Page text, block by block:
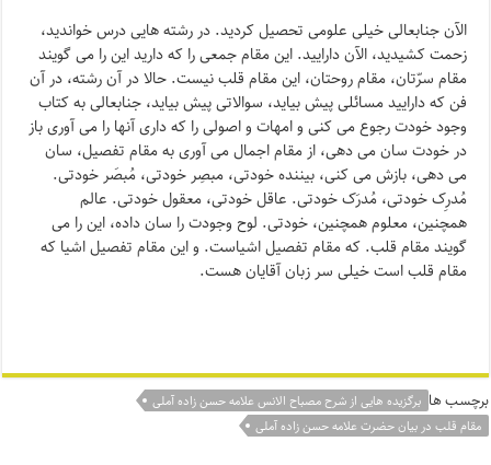
الآن جنابعالی خیلی علومی تحصیل کردید. در رشته هایی درس خواندید،
زحمت کشیدید، الآن دارایید. این مقام جمعی را که دارید این را می گویند
مقام سرّتان، مقام روحتان، این مقام قلب نیست. حالا در آن رشته، در آن
فن که دارایید مسائلی پیش بیاید، سوالاتی پیش بیاید، جنابعالی به کتاب
وجود خودت رجوع می کنی و امهات و اصولی را که داری آنها را می آوری باز
در خودت سان می دهی، از مقام اجمال می آوری به مقام تفصیل، سان
می دهی، بازش می کنی، بیننده خودتی، مبصِر خودتی، مُبصَر خودتی.
مُدرِک خودتی، مُدرَک خودتی. عاقل خودتی، معقول خودتی. عالم
همچنین، معلوم همچنین، خودتی. لوح وجودت را سان داده، این را می
گویند مقام قلب. که مقام تفصیل اشیاست. و این مقام تفصیل اشیا که
مقام قلب است خیلی سر زبان آقایان هست.
برچسب ها برگزیده هایی از شرح مصباح الانس علامه حسن زاده آملی
مقام قلب در بیان حضرت علامه حسن زاده آملی